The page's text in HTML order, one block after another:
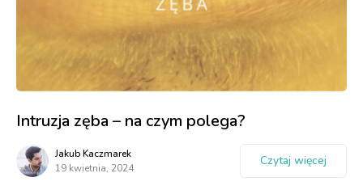
Intruzja zęba – na czym polega?
Jakub Kaczmarek
19 kwietnia, 2024
Czytaj więcej